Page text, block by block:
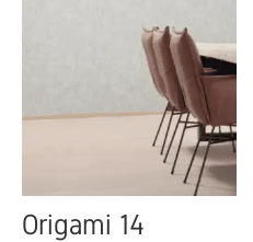
Origami 14